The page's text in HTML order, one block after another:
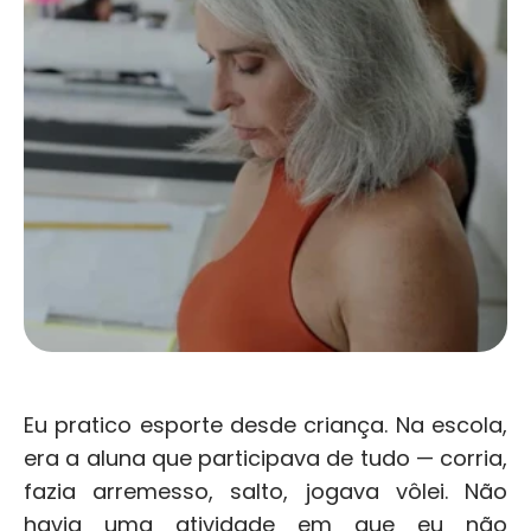
Eu pratico esporte desde criança. Na escola,
era a aluna que participava de tudo — corria,
fazia arremesso, salto, jogava vôlei. Não
havia uma atividade em que eu não